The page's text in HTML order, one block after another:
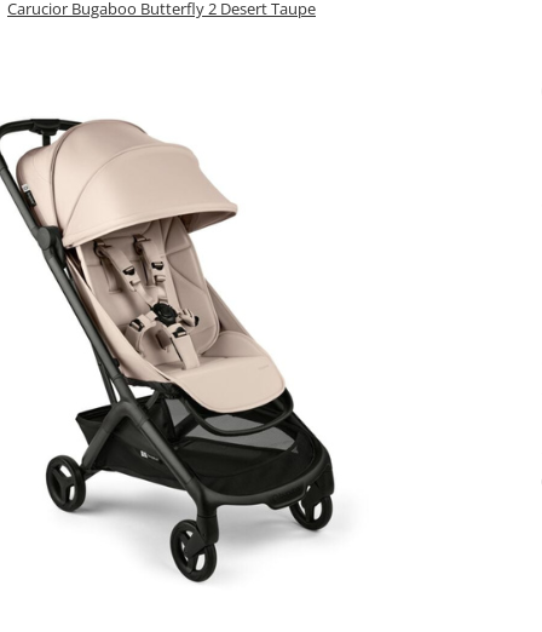
Carucior Bugaboo Butterfly 2 Desert Taupe